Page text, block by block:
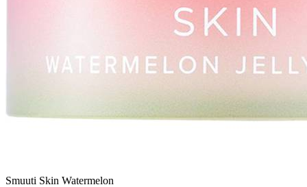
Smuuti Skin Watermelon